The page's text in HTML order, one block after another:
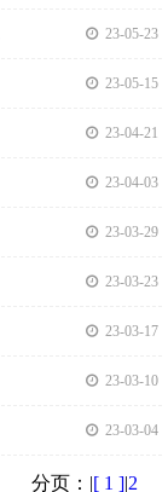
| 23-05-23
| 23-05-15
| 23-04-21
| 23-04-03
| 23-03-29
| 23-03-23
| 23-03-17
| 23-03-10
| 23-03-04
分页：|[ 1 ]|2